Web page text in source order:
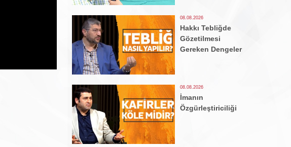
08.08.2026
Hakkı Tebliğde
Gözetilmesi
Gereken Dengeler
08.08.2026
İmanın
Özgürleştiriciliği